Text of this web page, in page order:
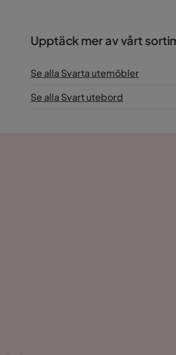
Upptäck mer av vårt
Se alla Svarta utemöbler
Se alla Svart utebord